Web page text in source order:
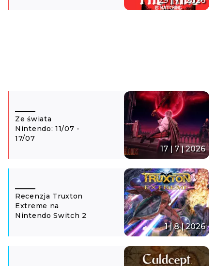
Ze świata
Nintendo: 11/07 -
17/07
17 | 7 | 2026
Recenzja Truxton
Extreme na
Nintendo Switch 2
1 | 8 | 2026